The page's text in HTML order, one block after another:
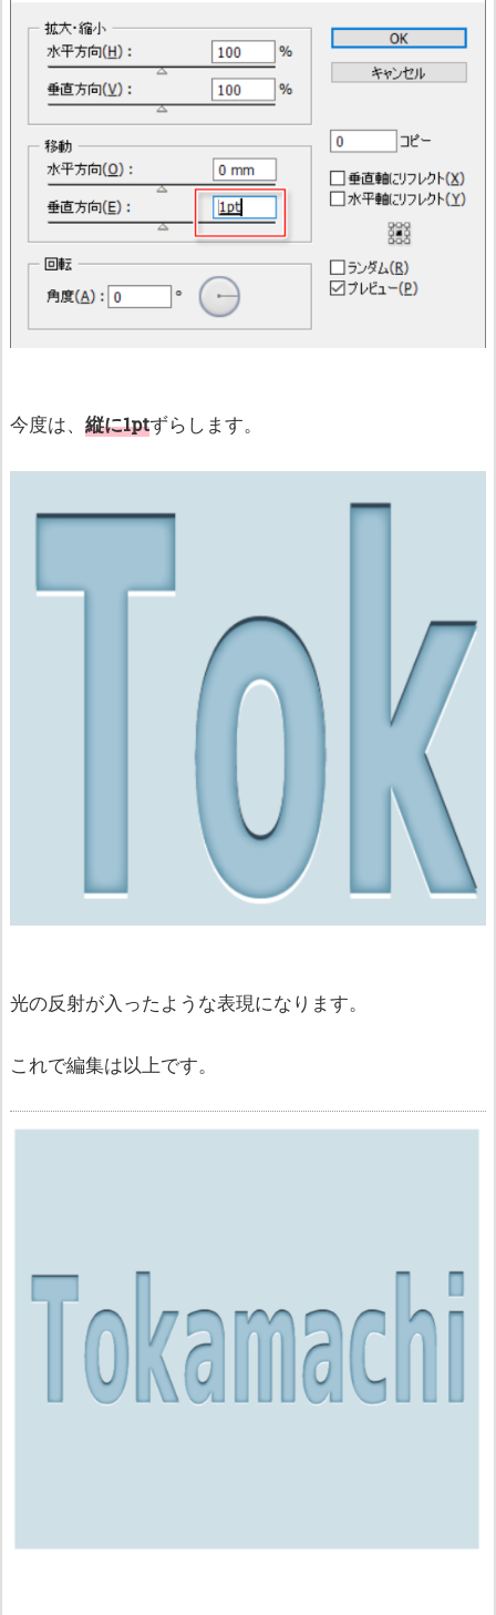
今度は、 縦に1ptずらします。
光の反射が入ったような表現になります。
これで編集は以上です。